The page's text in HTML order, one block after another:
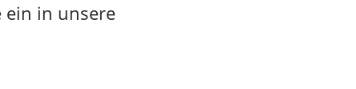
ein in unsere